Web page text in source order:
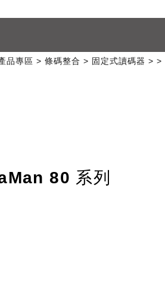
品專區 條碼整合 固定式讀碼器
80 系列